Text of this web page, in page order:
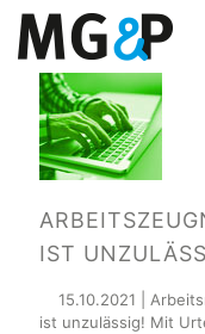
IST
15.10.2021 |
ist unzulässig! Mit